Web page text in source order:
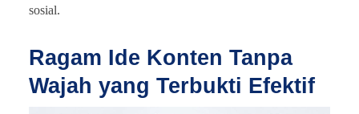
sosial.
Ragam Ide Konten Tanpa
Wajah yang Terbukti Efektif